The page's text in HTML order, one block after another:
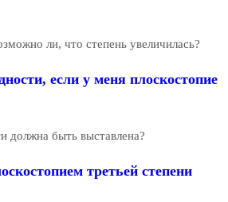
ли, что степень увеличилась?
если у меня плоскостопие
должна быть выставлена?
третьей степени